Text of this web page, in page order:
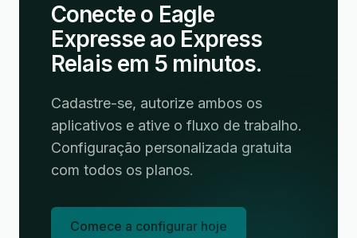
Conecte o Eagle
Expresse ao Express
Relais em 5 minutos.
Cadastre-se, autorize ambos os
aplicativos e ative o fluxo de trabalho.
Configuração personalizada gratuita
com todos os planos.
Comece a configurar hoje